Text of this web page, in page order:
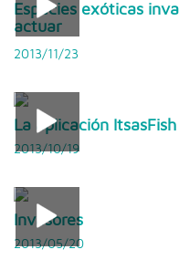
Especies exóticas
actuar
2013/11/23
La aplicación ItsasFish
2013/10/19
Invasores
2013/05/20